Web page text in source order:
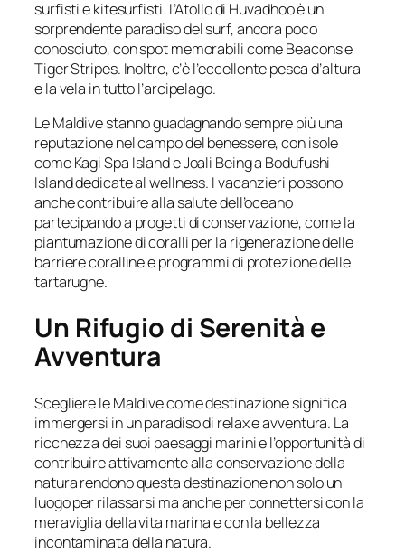
surfisti e kitesurfisti. L’Atollo di Huvadhoo è un
sorprendente paradiso del surf, ancora poco
conosciuto, con spot memorabili come Beacons e
Tiger Stripes. Inoltre, c’è l’eccellente pesca d’altura
e la vela in tutto l’arcipelago.
Le Maldive stanno guadagnando sempre più una
reputazione nel campo del benessere, con isole
come Kagi Spa Island e Joali Being a Bodufushi
Island dedicate al wellness. I vacanzieri possono
anche contribuire alla salute dell’oceano
partecipando a progetti di conservazione, come la
piantumazione di coralli per la rigenerazione delle
barriere coralline e programmi di protezione delle
tartarughe.
Un Rifugio di Serenità e
Avventura
Scegliere le Maldive come destinazione significa
immergersi in un paradiso di relax e avventura. La
ricchezza dei suoi paesaggi marini e l’opportunità di
contribuire attivamente alla conservazione della
natura rendono questa destinazione non solo un
luogo per rilassarsi ma anche per connettersi con la
meraviglia della vita marina e con la bellezza
incontaminata della natura.